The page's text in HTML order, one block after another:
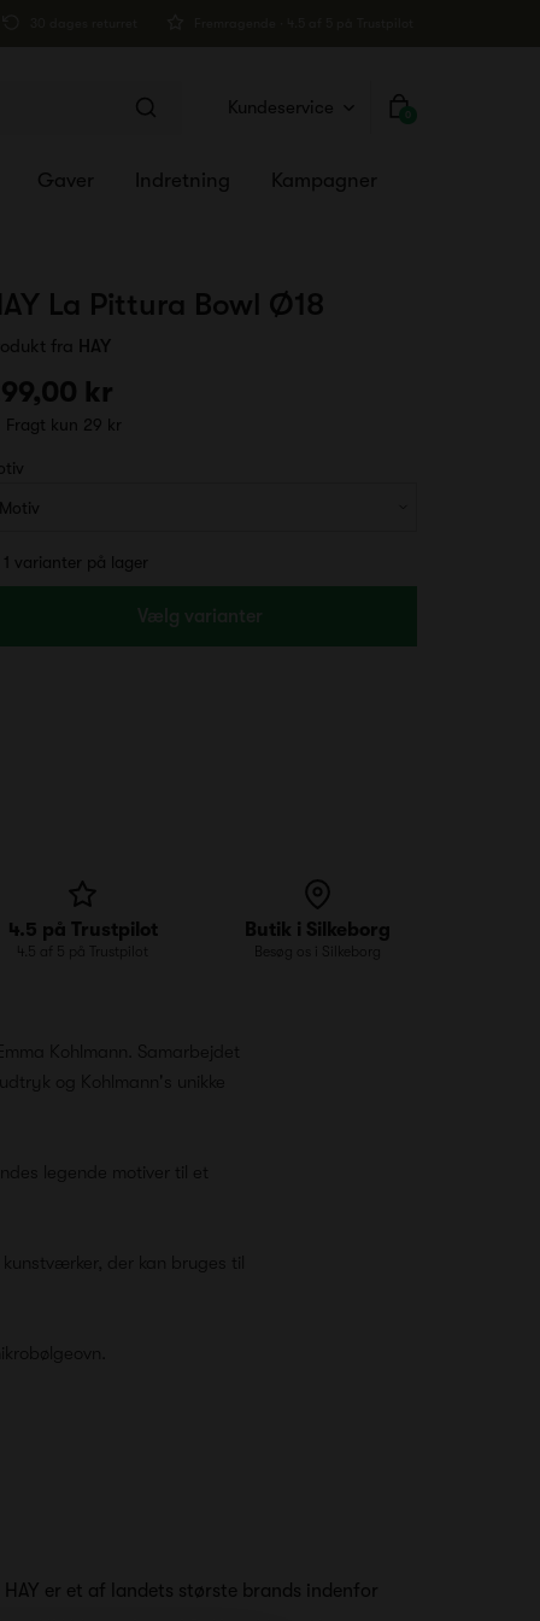
0
Kundeservice
Gaver Indretning Kampagner
La Pittura Bowl Ø18
fra HAY
kr
Fragt kun 29 kr
1 varianter på lager
Vælg varianter
4.5 på Trustpilot
4.5 af 5 på Trustpilot
Butik i Silkeborg
Besøg os i Silkeborg
Kohlmann. Samarbejdet
og Kohlmann's unikke
legende motiver til et
der kan bruges til
er et af landets største brands indenfor